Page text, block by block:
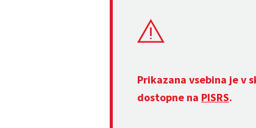
Prikazana vsebina je v
dostopne na PISRS.